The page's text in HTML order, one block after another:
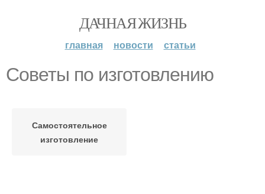
ДАЧНАЯ ЖИЗНЬ
главная новости статьи
Советы по изготовлению
Самостоятельное
изготовление